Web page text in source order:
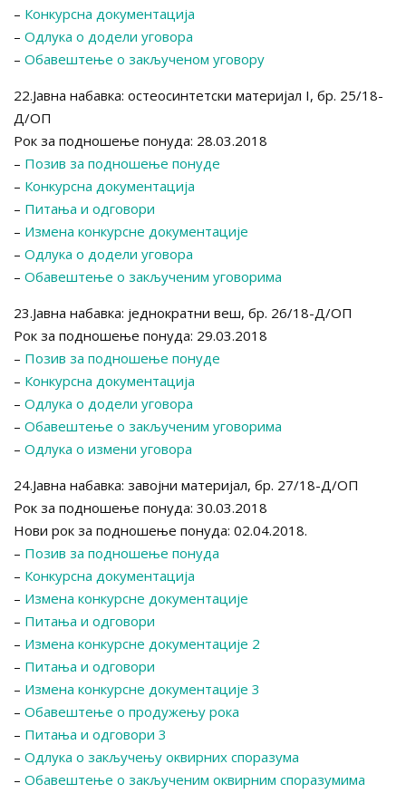
– Конкурсна документација
– Одлука о додели уговора
– Обавештење о закљученом уговору
22.Јавна набавка: остеосинтетски материјал I, бр. 25/18-
Д/ОП
Рок за подношење понуда: 28.03.2018
– Позив за подношење понуде
– Конкурсна документација
– Питања и одговори
– Измена конкурсне документације
– Одлука о додели уговора
– Обавештење о закљученим уговорима
23.Јавна набавка: једнократни веш, бр. 26/18-Д/ОП
Рок за подношење понуда: 29.03.2018
– Позив за подношење понуде
– Конкурсна документација
– Одлука о додели уговора
– Обавештење о закљученим уговорима
– Одлука о измени уговора
24.Јавна набавка: завојни материјал, бр. 27/18-Д/ОП
Рок за подношење понуда: 30.03.2018
Нови рок за подношење понуда: 02.04.2018.
– Позив за подношење понуда
– Конкурсна документација
– Измена конкурсне документације
– Питања и одговори
– Измена конкурсне документације 2
– Питања и одговори
– Измена конкурсне документације 3
– Обавештење о продужењу рока
– Питања и одговори 3
– Одлука о закључењу оквирних споразума
– Обавештење о закљученим оквирним споразумима